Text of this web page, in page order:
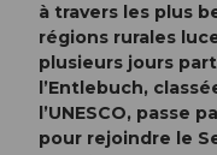
à travers les plus
régions rurales
plusieurs jours
l’Entlebuch,
l’UNESCO, passe
pour rejoindre le